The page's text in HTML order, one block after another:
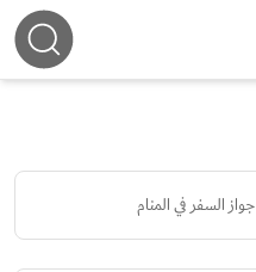
جواز السفر في المنام